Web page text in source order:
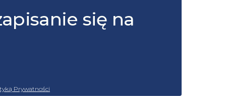
się na
Prywatności